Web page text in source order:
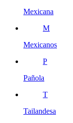
Mexicana
M
Mexicanos
P
Pañola
T
Tailandesa